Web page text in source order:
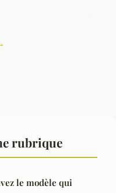
rubrique
le modèle qui